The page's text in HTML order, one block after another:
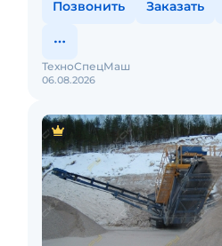
Позвонить Заказать
06.08.2026
ТехноСпецМаш